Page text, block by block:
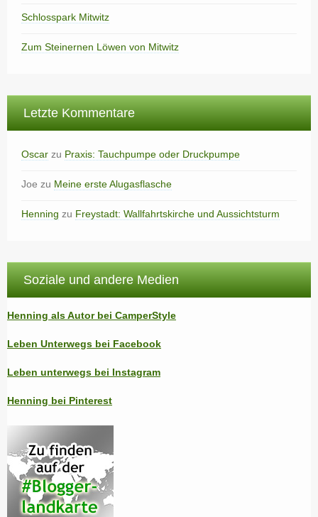
Schlosspark Mitwitz
Zum Steinernen Löwen von Mitwitz
Letzte Kommentare
Oscar zu Praxis: Tauchpumpe oder Druckpumpe
Joe zu Meine erste Alugasflasche
Henning zu Freystadt: Wallfahrtskirche und Aussichtsturm
Soziale und andere Medien
Henning als Autor bei CamperStyle
Leben Unterwegs bei Facebook
Leben unterwegs bei Instagram
Henning bei Pinterest